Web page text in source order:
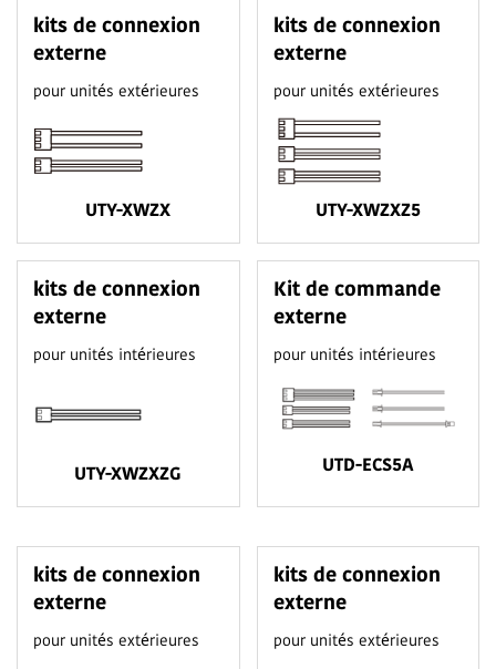
kits de connexion
externe
pour unités extérieures
UTY-XWZX
kits de connexion
externe
pour unités extérieures
UTY-XWZXZ5
kits de connexion
externe
pour unités intérieures
UTY-XWZXZG
Kit de commande
externe
pour unités intérieures
UTD-ECS5A
kits de connexion
externe
pour unités extérieures
kits de connexion
externe
pour unités extérieures